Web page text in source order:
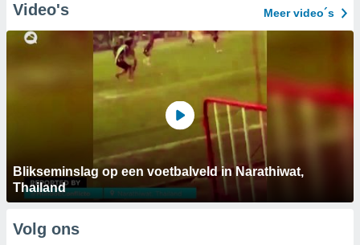
Video's Meer video´s
Blikseminslag op een voetbalveld in Narathiwat,
Thailand
Volg ons